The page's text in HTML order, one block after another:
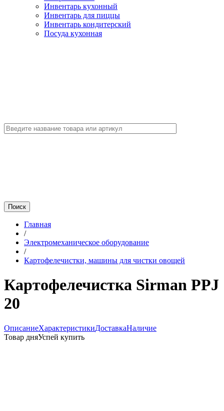
Инвентарь кухонный
Инвентарь для пиццы
Инвентарь кондитерский
Посуда кухонная
Главная
/
Электромеханическое оборудование
/
Картофелечистки, машины для чистки овощей
Картофелечистка Sirman PPJ
20
ОписаниеХарактеристикиДоставкаНаличие
Товар дняУспей купить